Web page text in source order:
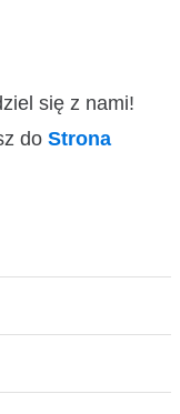
się z nami!
do Strona